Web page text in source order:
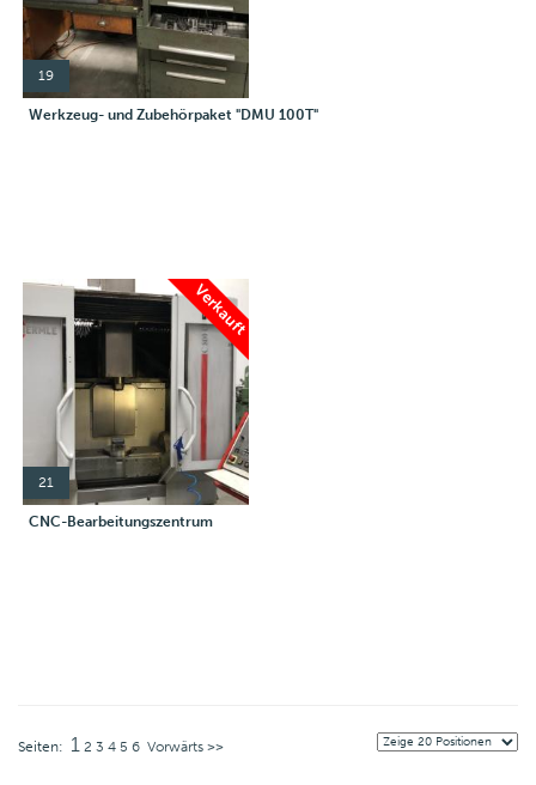
19
Werkzeug- und Zubehörpaket "DMU 100T"
Verkauft
21
CNC-Bearbeitungszentrum
Seiten: 1 2 3 4 5 6 Vorwärts >>